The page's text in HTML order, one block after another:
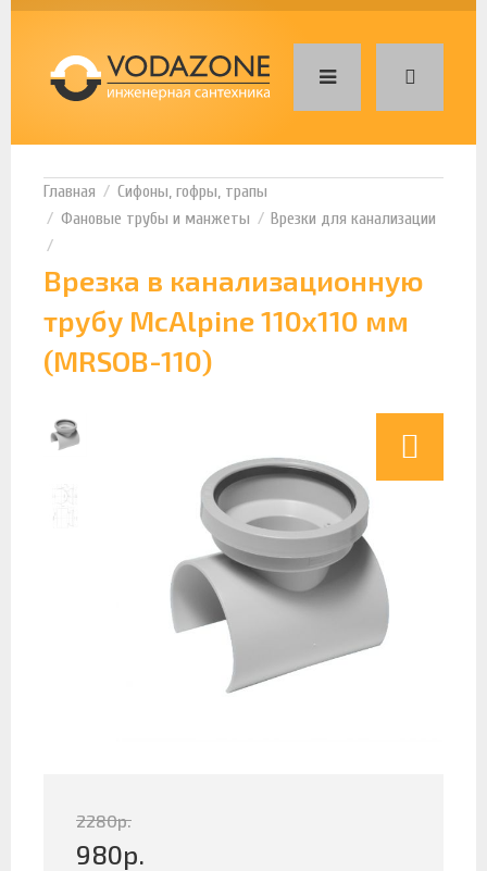
Сифоны, гофры, трапы
Фановые трубы и манжеты
Врезки для канализации
Врезка в канализационную
трубу McAlpine 110х110 мм
(MRSOB-110)
2280р.
980р.